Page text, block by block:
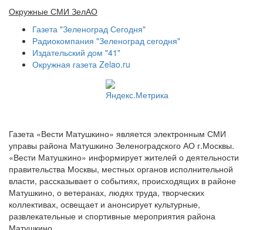
Окружные СМИ ЗелАО
Газета "Зеленоград Сегодня"
Радиокомпания "Зеленоград сегодня"
Издательский дом "41"
Окружная газета Zelao.ru
Газета «Вести Матушкино» является электронным СМИ
управы района Матушкино Зеленоградского АО г.Москвы.
«Вести Матушкино» информирует жителей о деятельности
правительства Москвы, местных органов исполнительной
власти, рассказывает о событиях, происходящих в районе
Матушкино, о ветеранах, людях труда, творческих
коллективах, освещает и анонсирует культурные,
развлекательные и спортивные мероприятия района
Матушкино.